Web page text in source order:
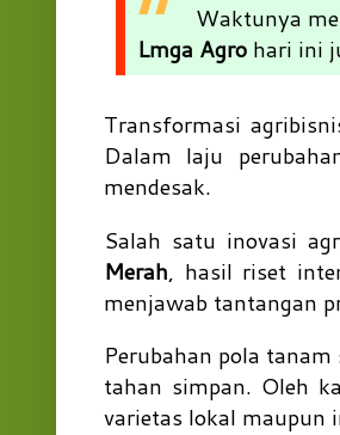
Waktunya
Lmga Agro hari ini
Transformasi
Dalam laju
mendesak.
Salah satu inovasi
Merah, hasil riset
menjawab tantangan
Perubahan pola
tahan simpan. Oleh
varietas lokal maupun